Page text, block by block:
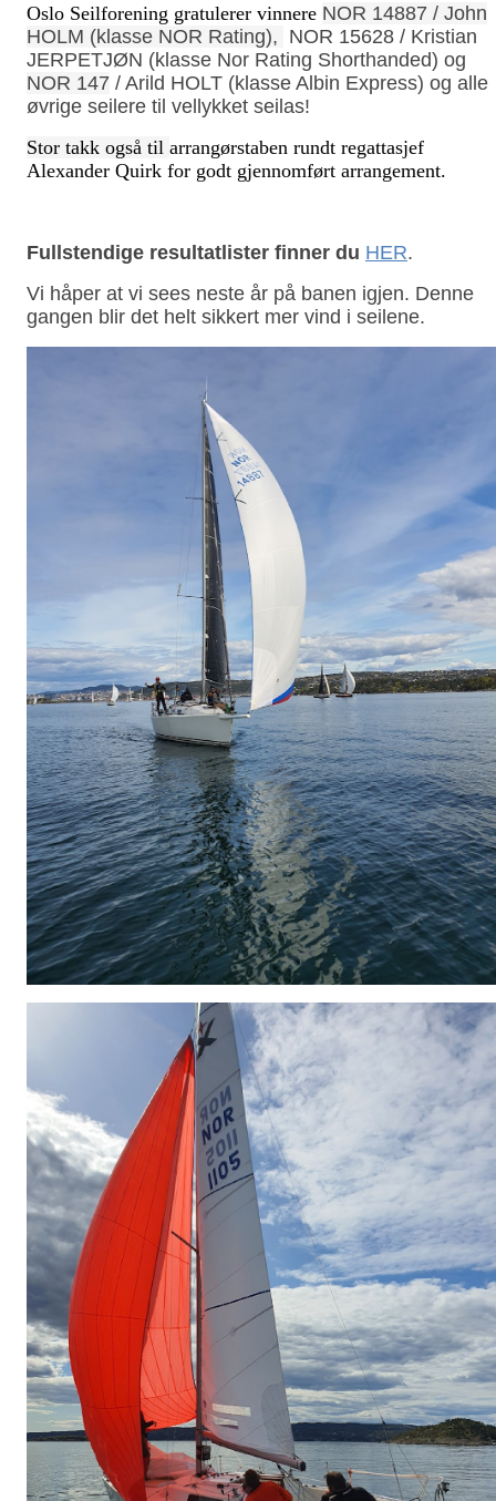
Oslo Seilforening gratulerer vinnere NOR 14887 / John
HOLM (klasse NOR Rating), NOR 15628 / Kristian
JERPETJØN (klasse Nor Rating Shorthanded) og
NOR 147 / Arild HOLT (klasse Albin Express) og alle
øvrige seilere til vellykket seilas!
Stor takk også til arrangørstaben rundt regattasjef
Alexander Quirk for godt gjennomført arrangement.
Fullstendige resultatlister finner du HER.
Vi håper at vi sees neste år på banen igjen. Denne
gangen blir det helt sikkert mer vind i seilene.